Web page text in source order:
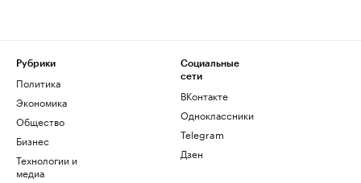
Рубрики
Политика
Экономика
Общество
Бизнес
Технологии и
медиа
Социальные
сети
ВКонтакте
Одноклассники
Telegram
Дзен